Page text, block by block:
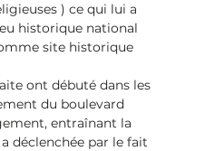
) ce qui lui a
historique national
site historique
ont débuté dans les
du boulevard
entraînant la
déclenchée par le fait